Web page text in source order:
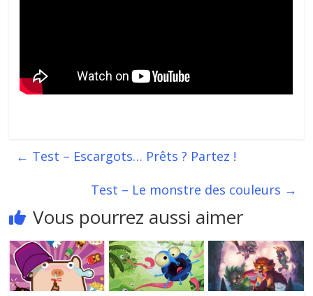
← Test – Escargots… Prêts ? Partez !
Test – Le monstre des couleurs →
Vous pourrez aussi aimer